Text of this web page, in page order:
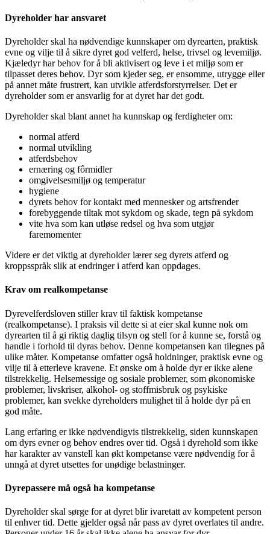
Dyreholder har ansvaret
Dyreholder skal ha nødvendige kunnskaper om dyrearten, praktisk
evne og vilje til å sikre dyret god velferd, helse, trivsel og levemiljø.
Kjæledyr har behov for å bli aktivisert og leve i et miljø som er
tilpasset deres behov. Dyr som kjeder seg, er ensomme, utrygge eller
på annet måte frustrert, kan utvikle atferdsforstyrrelser. Det er
dyreholder som er ansvarlig for at dyret har det godt.
Dyreholder skal blant annet ha kunnskap og ferdigheter om:
normal atferd
normal utvikling
atferdsbehov
ernæring og fôrmidler
omgivelsesmiljø og temperatur
hygiene
dyrets behov for kontakt med mennesker og artsfrender
forebyggende tiltak mot sykdom og skade, tegn på sykdom
vite hva som kan utløse redsel og hva som utgjør
faremomenter
Videre er det viktig at dyreholder lærer seg dyrets atferd og
kroppsspråk slik at endringer i atferd kan oppdages.
Krav om realkompetanse
Dyrevelferdsloven stiller krav til faktisk kompetanse
(realkompetanse). I praksis vil dette si at eier skal kunne nok om
dyrearten til å gi riktig daglig tilsyn og stell for å kunne se, forstå og
handle i forhold til dyras behov. Denne kompetansen kan tilegnes på
ulike måter. Kompetanse omfatter også holdninger, praktisk evne og
vilje til å etterleve kravene. Et ønske om å holde dyr er ikke alene
tilstrekkelig. Helsemessige og sosiale problemer, som økonomiske
problemer, livskriser, alkohol- og stoffmisbruk og psykiske
problemer, kan svekke dyreholders mulighet til å holde dyr på en
god måte.
Lang erfaring er ikke nødvendigvis tilstrekkelig, siden kunnskapen
om dyrs evner og behov endres over tid. Også i dyrehold som ikke
har karakter av vanstell kan økt kompetanse være nødvendig for å
unngå at dyret utsettes for unødige belastninger.
Dyrepassere må også ha kompetanse
Dyreholder skal sørge for at dyret blir ivaretatt av kompetent person
til enhver tid. Dette gjelder også når pass av dyret overlates til andre.